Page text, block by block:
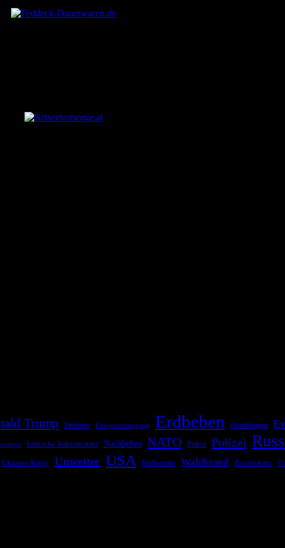
Trump Drohnen Energieversorgung Erdbeben Ermittlungen
kritische Infrastruktur Nachbeben NATO Polen Polizei
Ukraine-Krieg Unwetter USA Waffenruhe Waldbrand Zivilschutz